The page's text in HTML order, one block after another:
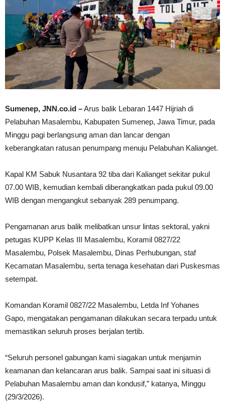
Sumenep, JNN.co.id –Arus balik Lebaran 1447 Hijriah di
Pelabuhan Masalembu, Kabupaten Sumenep, Jawa Timur, pada
Minggu pagi berlangsung aman dan lancar dengan
keberangkatan ratusan penumpang menuju Pelabuhan Kalianget.
Kapal KM Sabuk Nusantara 92 tiba dari Kalianget sekitar pukul
07.00 WIB, kemudian kembali diberangkatkan pada pukul 09.00
WIB dengan mengangkut sebanyak 289 penumpang.
Pengamanan arus balik melibatkan unsur lintas sektoral, yakni
petugas KUPP Kelas III Masalembu, Koramil 0827/22
Masalembu, Polsek Masalembu, Dinas Perhubungan, staf
Kecamatan Masalembu, serta tenaga kesehatan dari Puskesmas
setempat.
Komandan Koramil 0827/22 Masalembu, Letda Inf Yohanes
Gapo, mengatakan pengamanan dilakukan secara terpadu untuk
memastikan seluruh proses berjalan tertib.
“Seluruh personel gabungan kami siagakan untuk menjamin
keamanan dan kelancaran arus balik. Sampai saat ini situasi di
Pelabuhan Masalembu aman dan kondusif,” katanya, Minggu
(29/3/2026).